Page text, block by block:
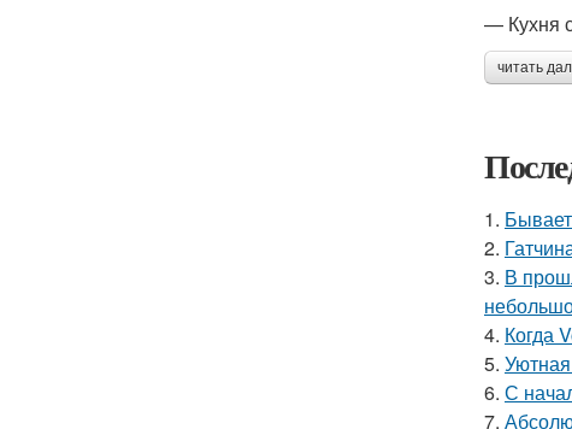
— Кухня
читать
1.
2.
3. В
4. Когда
5.
6. С
7.